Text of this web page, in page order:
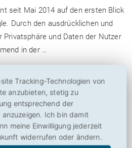
seit Mai 2014 auf den ersten Blick
Durch den ausdrücklichen und
Privatsphäre und Daten der Nutzer
in der …
duckduckgo.com/
Tracking-Technologien von
anzubieten, stetig zu
entsprechend der
Ich bin damit
meine Einwilligung jederzeit
widerrufen oder ändern.